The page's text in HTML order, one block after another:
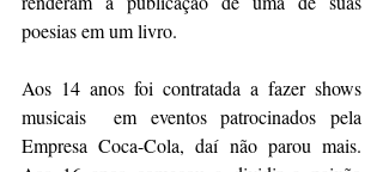
poesias em um livro.
Aos 14 anos foi contratada a fazer shows
musicais  em eventos patrocinados pela
Empresa Coca-Cola, daí não parou mais.